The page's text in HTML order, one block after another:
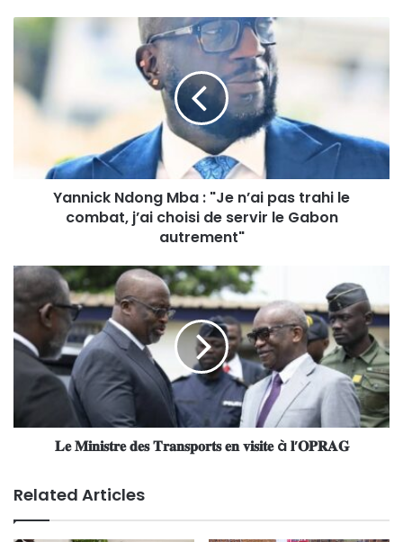
Yannick Ndong Mba : "Je n’ai pas trahi le
combat, j’ai choisi de servir le Gabon
autrement"
𝐋𝐞 𝐌𝐢𝐧𝐢𝐬𝐭𝐫𝐞 𝐝𝐞𝐬 𝐓𝐫𝐚𝐧𝐬𝐩𝐨𝐫𝐭𝐬 𝐞𝐧 𝐯𝐢𝐬𝐢𝐭𝐞 à 𝐥’𝐎𝐏𝐑𝐀𝐆
Related Articles